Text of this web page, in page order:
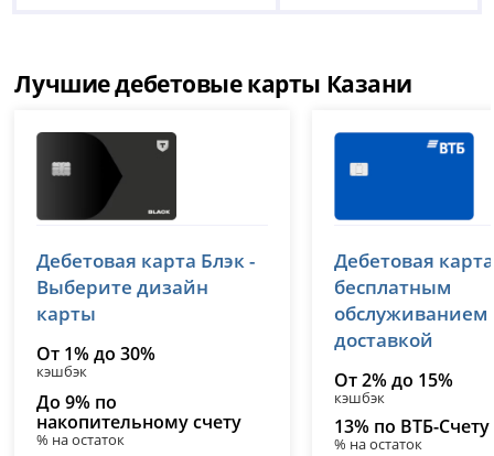
Лучшие дебетовые карты Казани
лицензия № 2673
Дебетовая карта Блэк -
Выберите дизайн
карты
От 1% до 30%
кэшбэк
До 9% по
накопительному счету
% на остаток
лицензия № 1000
Дебетовая
бесплатным
обслуживанием
доставкой
От 2% до 15%
кэшбэк
13% по ВТБ-Счету
% на остаток